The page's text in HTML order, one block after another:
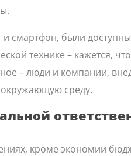
смартфон, были
технике – кажется,
– люди и компании,
среду.
кроме экономии